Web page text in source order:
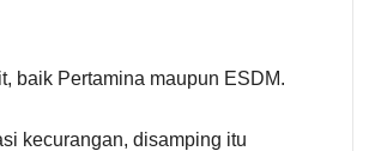
baik Pertamina maupun ESDM.
kecurangan, disamping itu